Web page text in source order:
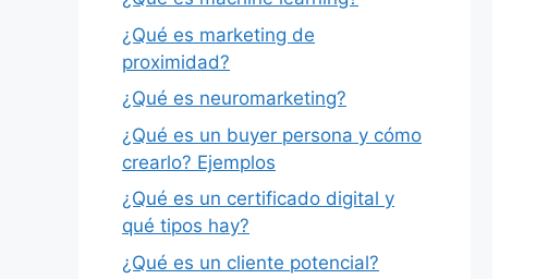
¿Qué es marketing de
proximidad?
¿Qué es neuromarketing?
¿Qué es un buyer persona y cómo
crearlo? Ejemplos
¿Qué es un certificado digital y
qué tipos hay?
¿Qué es un cliente potencial?